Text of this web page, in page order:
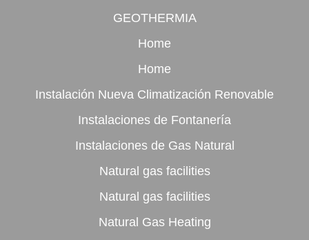
GEOTHERMIA
Home
Home
Instalación Nueva Climatización Renovable
Instalaciones de Fontanería
Instalaciones de Gas Natural
Natural gas facilities
Natural gas facilities
Natural Gas Heating